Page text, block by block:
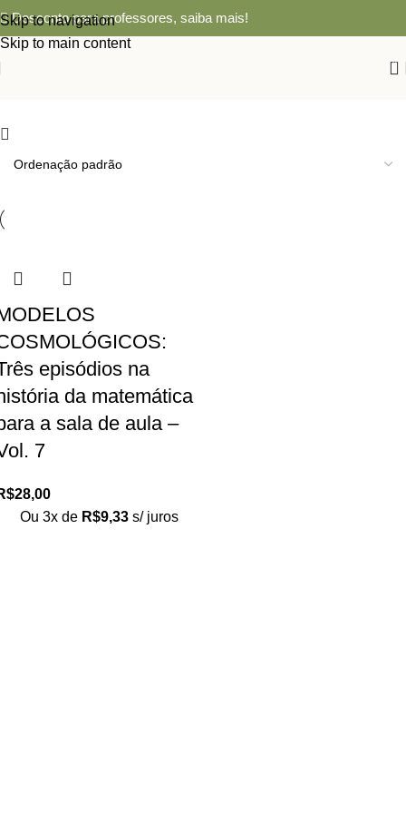
Skip to navigation
Skip to main content
Desconto para professores, saiba mais!
0
episódios na
da matemática
a sala de aula –
7
28,00
Ou 3x de R$9,33 s/ juros